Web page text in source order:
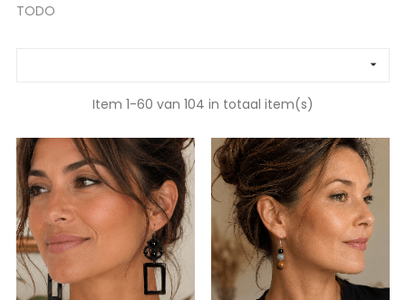
TODO

Item 1-60 van 104 in totaal item(s)